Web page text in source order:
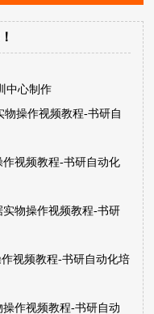
中心制作
物操作视频教程-书研自
视频教程-书研自动化
物操作视频教程-书研
视频教程-书研自动化培
作视频教程-书研自动